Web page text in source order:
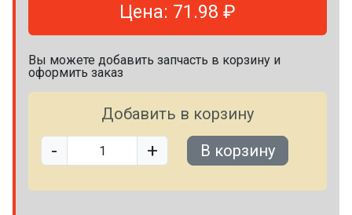
Цена: 71.98 ₽
Вы можете добавить запчасть в корзину и
оформить заказ
Добавить в корзину
- + В корзину